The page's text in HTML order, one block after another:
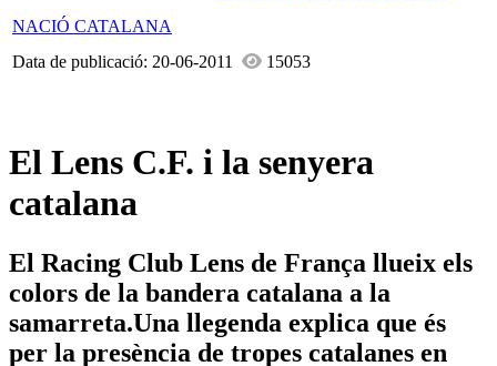
NACIÓ CATALANA
Data de publicació: 20-06-2011
15053
El Lens C.F. i la senyera
catalana
El Racing Club Lens de França llueix els
colors de la bandera catalana a la
samarreta.Una llegenda explica que és
per la presència de tropes catalanes en